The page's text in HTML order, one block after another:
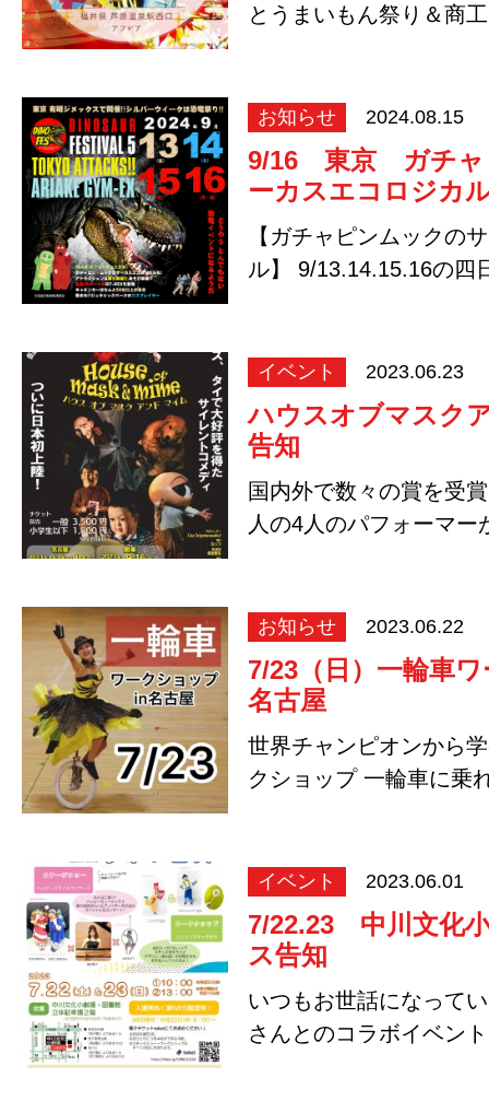
とうまいもん祭り＆商
お知らせ 2024.08.15
9/16 東京 ガチャ
ーカスエコロジカ
【ガチャピンムックの
ル】 9/13.14.15.16の四
イベント 2023.06.23
ハウスオブマス
告知
国内外で数々の賞を受
人の4人のパフォーマ
お知らせ 2023.06.22
7/23（日）一輪車
名古屋
世界チャンピオンから
クショップ 一輪車に乗
イベント 2023.06.01
7/22.23 中川文化
ス告知
いつもお世話になって
さんとのコラボイベン